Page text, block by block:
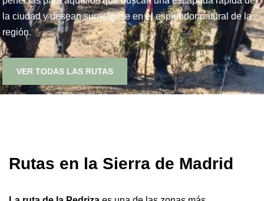
la ciudad y desean sumergirse en el esplendor natural de la
región.
VER TODAS LAS RUTAS
Rutas en la Sierra de Madrid